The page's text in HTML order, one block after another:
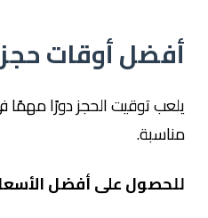
أفضل أوقات حجز
يلعب توقيت الحجز دورًا
مناسبة.
للحصول على أفضل